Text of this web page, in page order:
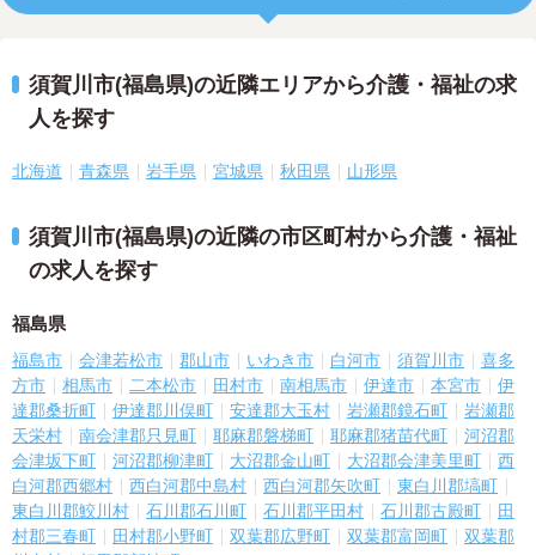
須賀川市(福島県)の近隣エリアから介護・福祉の求
人を探す
北海道 青森県 岩手県 宮城県 秋田県 山形県
須賀川市(福島県)の近隣の市区町村から介護・福祉
の求人を探す
福島県
福島市 会津若松市 郡山市 いわき市 白河市 須賀川市
喜多
方市
相馬市 二本松市 田村市 南相馬市 伊達市 本宮市
伊
達郡桑折町
伊達郡川俣町 安達郡大玉村 岩瀬郡鏡石町
岩瀬郡
天栄村
南会津郡只見町 耶麻郡磐梯町 耶麻郡猪苗代町
河沼郡
会津坂下町
河沼郡柳津町 大沼郡金山町 大沼郡会津美里町
西
白河郡西郷村
西白河郡中島村 西白河郡矢吹町
東白川郡塙町
東白川郡鮫川村
石川郡石川町 石川郡平田村 石川郡古殿町
田
村郡三春町
田村郡小野町 双葉郡広野町 双葉郡富岡町
双葉郡